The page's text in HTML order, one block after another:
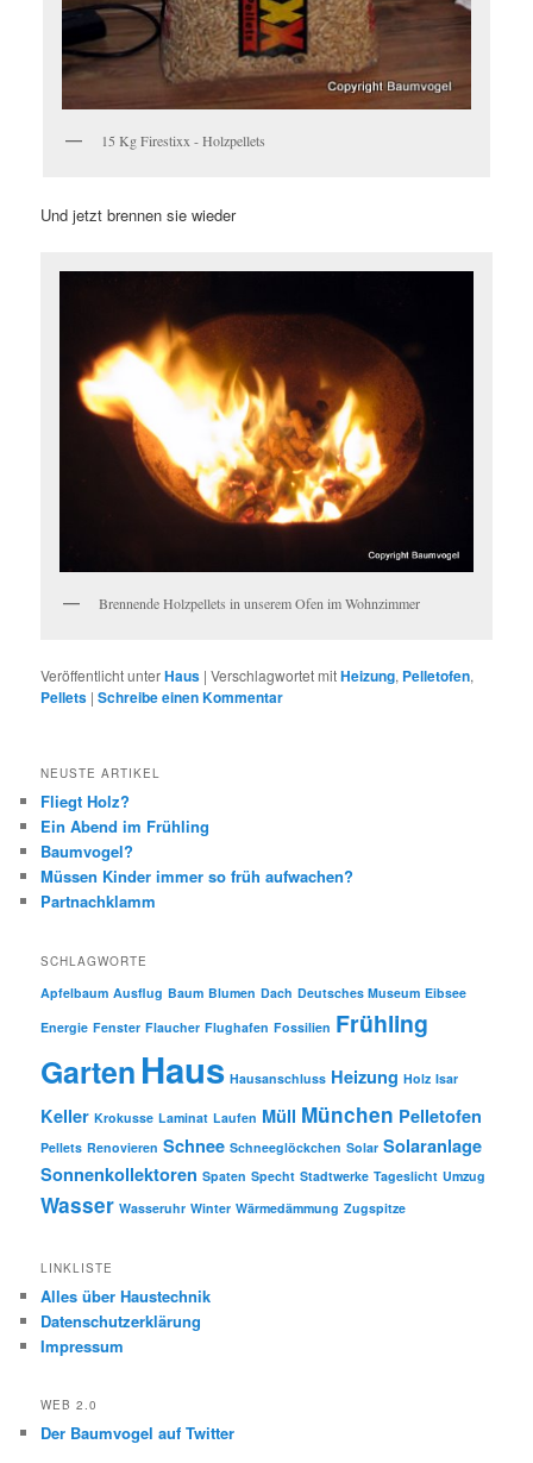
15 Kg Firestixx - Holzpellets
Und jetzt brennen sie wieder
Brennende Holzpellets in unserem Ofen im Wohnzimmer
Veröffentlicht unterHaus |Verschlagwortet mitHeizung, Pelletofen,
Pellets |Schreibe einen Kommentar
NEUSTE ARTIKEL
Fliegt Holz?
Ein Abend im Frühling
Baumvogel?
Müssen Kinder immer so früh aufwachen?
Partnachklamm
SCHLAGWORTE
Apfelbaum Ausflug Baum Blumen Dach Deutsches Museum Eibsee
Energie Fenster Flaucher Flughafen Fossilien Frühling
GartenHaus Hausanschluss Heizung Holz Isar
Keller Krokusse Laminat Laufen Müll München Pelletofen
Pellets Renovieren Schnee Schneeglöckchen Solar Solaranlage
Sonnenkollektoren Spaten Specht Stadtwerke Tageslicht Umzug
Wasser Wasseruhr Winter Wärmedämmung Zugspitze
LINKLISTE
Alles über Haustechnik
Datenschutzerklärung
Impressum
WEB 2.0
Der Baumvogel auf Twitter